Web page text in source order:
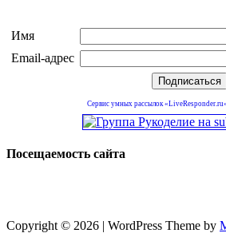
Имя
Email-адрес
Сервис умных рассылок «LiveResponder.ru»
Посещаемость сайта
Copyright © 2026 | WordPress Theme by